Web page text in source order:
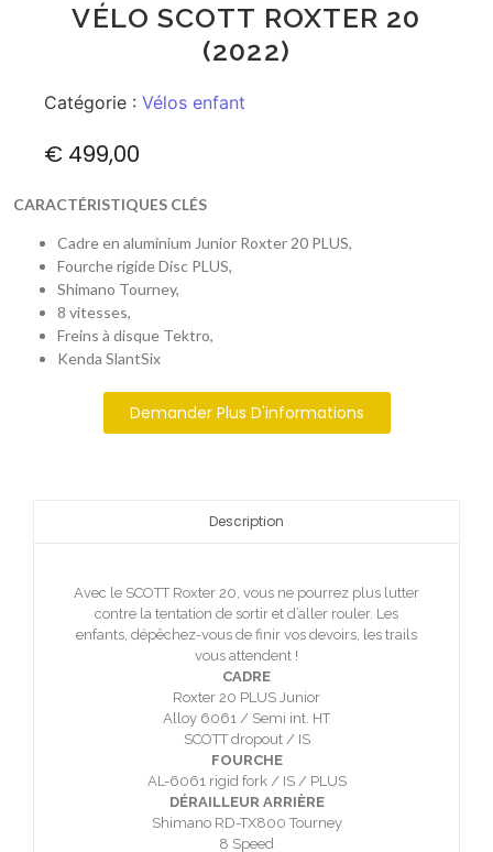
VÉLO SCOTT ROXTER 20
(2022)
Catégorie : Vélos enfant
€ 499,00
CARACTÉRISTIQUES CLÉS
Cadre en aluminium Junior Roxter 20 PLUS,
Fourche rigide Disc PLUS,
Shimano Tourney,
8 vitesses,
Freins à disque Tektro,
Kenda SlantSix
Demander Plus D'informations
Description
Avec le SCOTT Roxter 20, vous ne pourrez plus lutter
contre la tentation de sortir et d’aller rouler. Les
enfants, dépêchez-vous de finir vos devoirs, les trails
vous attendent !
CADRE
Roxter 20 PLUS Junior
Alloy 6061 / Semi int. HT
SCOTT dropout / IS
FOURCHE
AL-6061 rigid fork / IS / PLUS
DÉRAILLEUR ARRIÈRE
Shimano RD-TX800 Tourney
8 Speed